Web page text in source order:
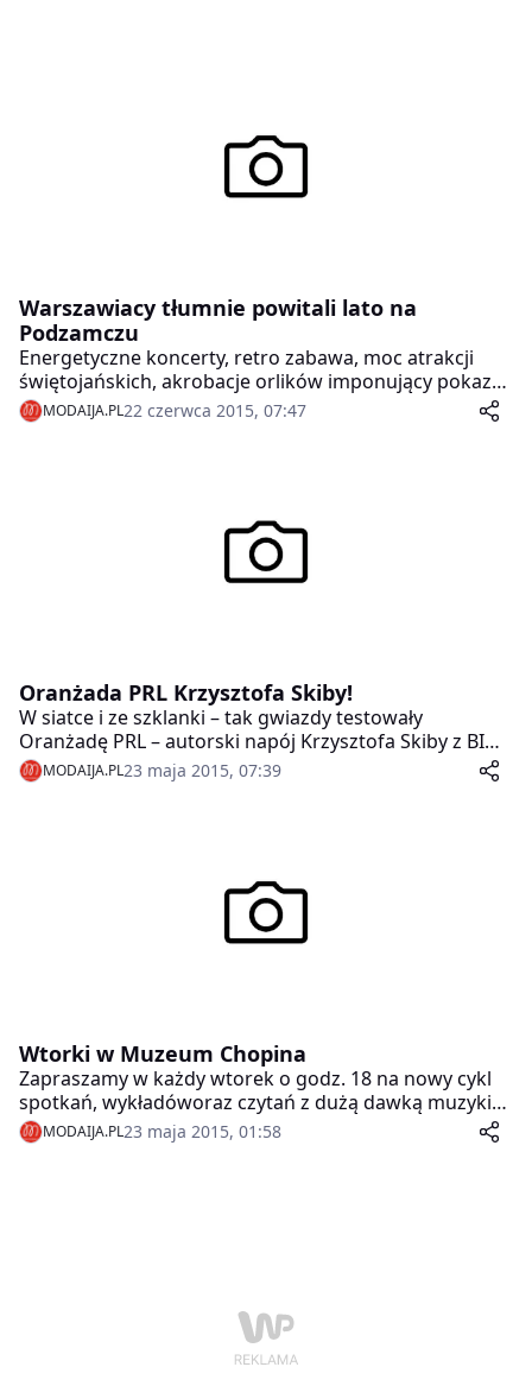
Warszawiacy tłumnie powitali lato na
Podzamczu
Energetyczne koncerty, retro zabawa, moc atrakcji
świętojańskich, akrobacje orlików imponujący pokaz
pirotechniczny – tak Stołeczna Estrada uczciła dwa
jubileusze: 20. Wianki nad Wisłą i swoje 60-te urodziny.
MODAIJA.PL22 czerwca 2015, 07:47
Oranżada PRL Krzysztofa Skiby!
W siatce i ze szklanki – tak gwiazdy testowały
Oranżadę PRL – autorski napój Krzysztofa Skiby z BIG
CYC, który na miejsce degustacji dojechał czerwonym
żukiem.
MODAIJA.PL23 maja 2015, 07:39
Wtorki w Muzeum Chopina
Zapraszamy w każdy wtorek o godz. 18 na nowy cykl
spotkań, wykładóworaz czytań z dużą dawką muzyki
na żywo w czterech odsłonach.
MODAIJA.PL23 maja 2015, 01:58